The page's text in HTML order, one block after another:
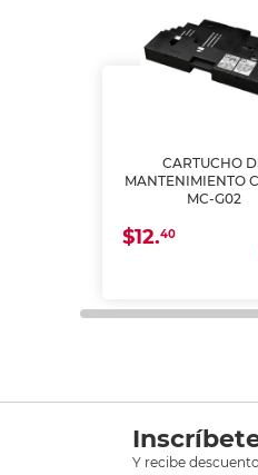
CARTUCHO
MANTENIMIENTO
MC-G02
$12.40
Y recibe